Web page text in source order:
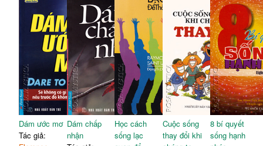
Dám ước mơ
Tác giả:
Dám chấp
nhận
Học cách
sống lạc
Cuộc sống
thay đổi khi
8 bí quyết
sống hạnh